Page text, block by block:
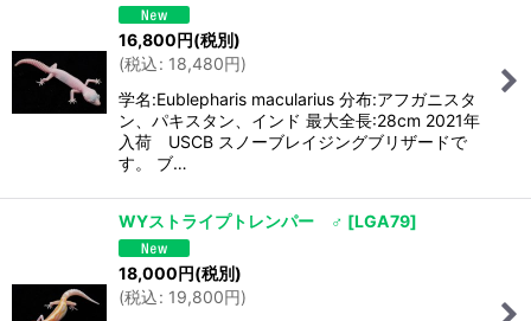
16,800円(税別)
(税込: 18,480円)
学名:Eublepharis macularius 分布:アフガニスタ
ン、パキスタン、インド 最大全長:28cm 2021年
入荷 USCB スノーブレイジングブリザードで
す。 ブ…
WYストライプトレンパー ♂ [LGA79]
18,000円(税別)
(税込: 19,800円)